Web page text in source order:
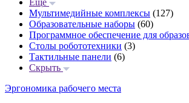
Еще
Мультимедийные комплексы (127)
Образовательные наборы (60)
Программное обеспечение для
Столы робототехники (3)
Тактильные панели (6)
Скрыть
Эргономика рабочего места